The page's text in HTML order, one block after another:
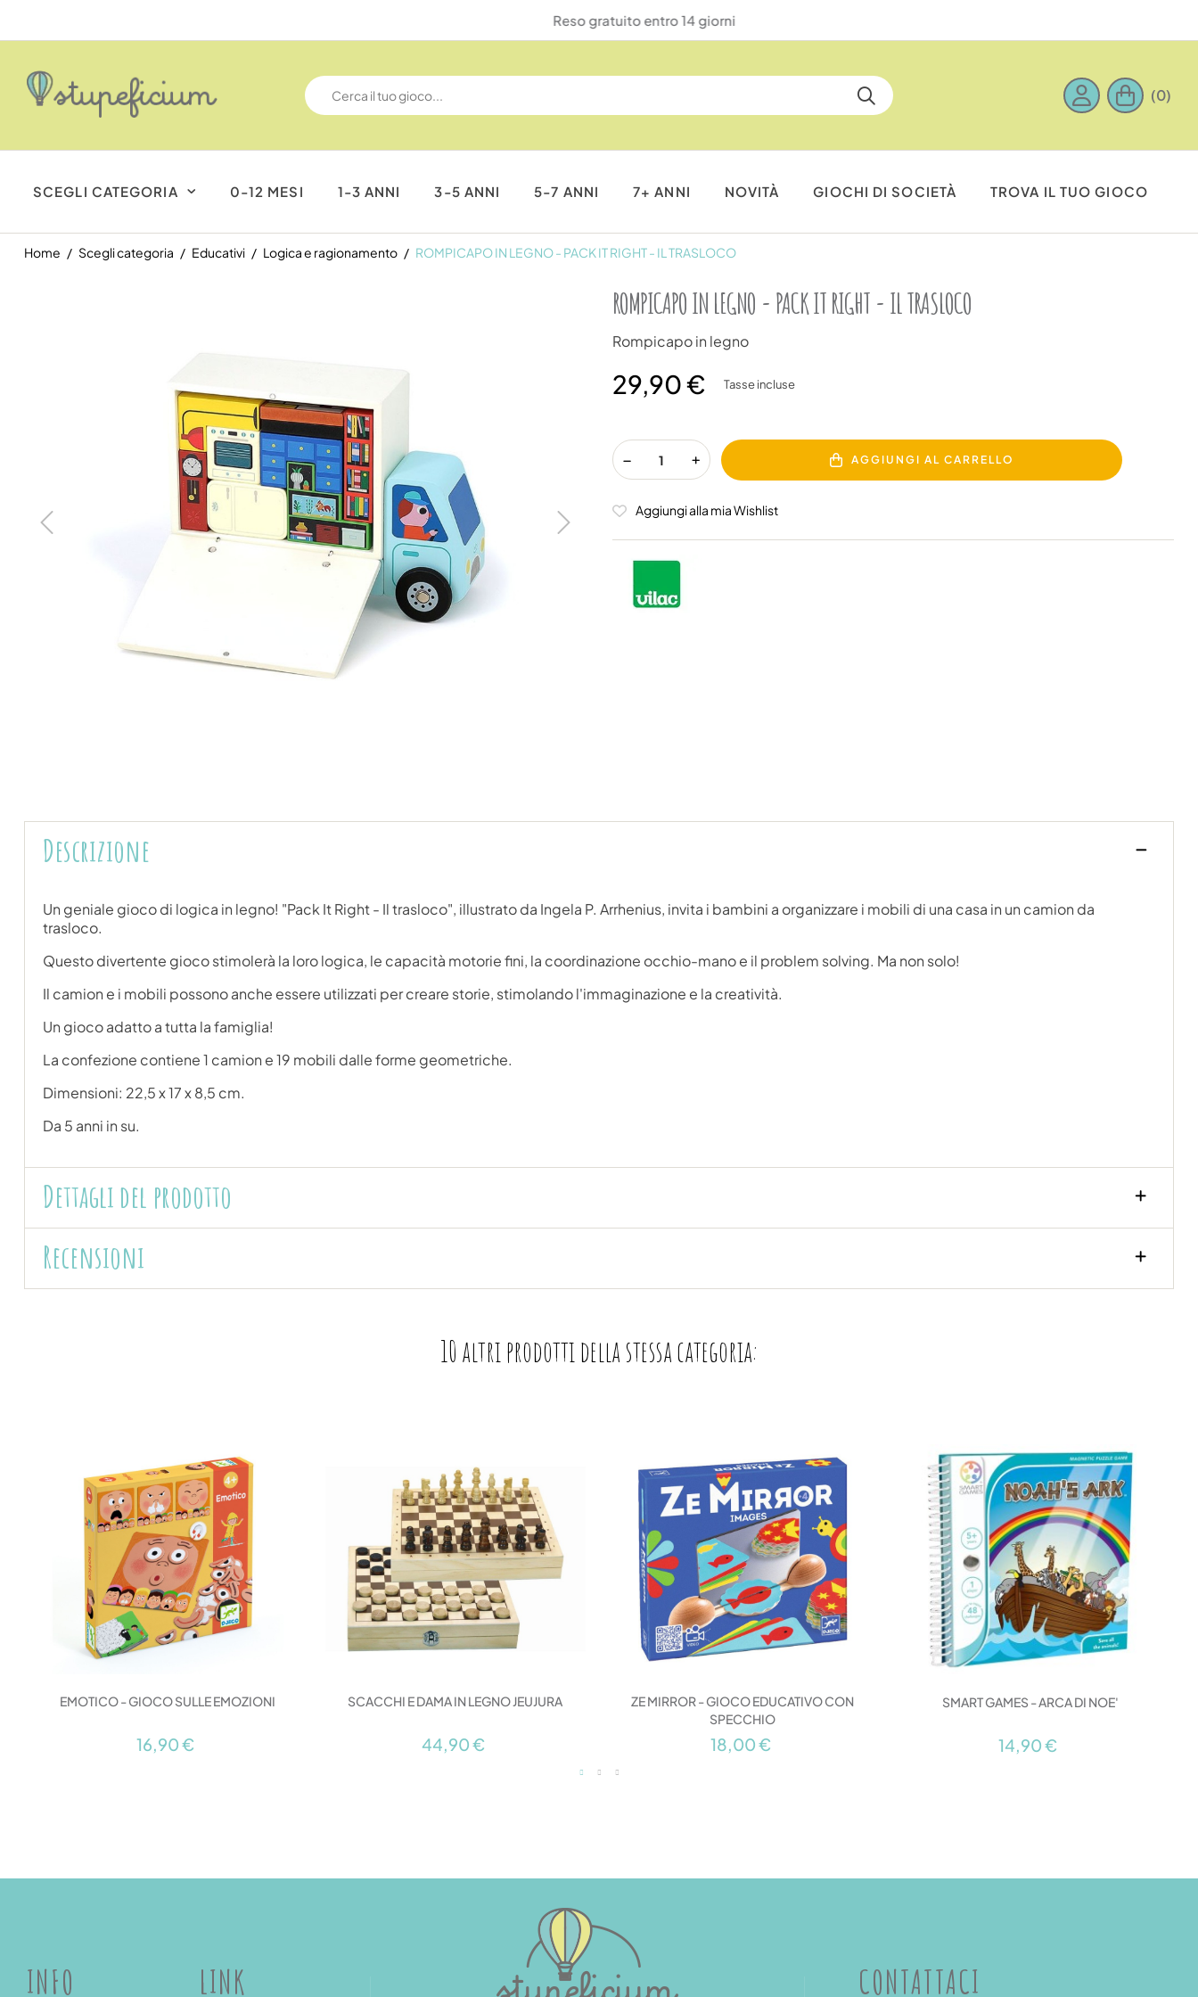
Reso gratuito entro 14 giorni
(0)
SCEGLI CATEGORIA 0-12 MESI 1-3 ANNI 3-5 ANNI 5-7 ANNI 7+ ANNI NOVITÀ GIOCHI DI SOCIETÀ TROVA IL TUO GIOCO
Home Scegli categoria Educativi Logica e ragionamento ROMPICAPO IN LEGNO - PACK IT RIGHT - IL TRASLOCO
ROMPICAPO IN LEGNO - PACK IT RIGHT - IL TRASLOCO
Rompicapo in legno
29,90 € Tasse incluse
AGGIUNGI AL CARRELLO
Aggiungi alla mia Wishlist
Descrizione
Un geniale gioco di logica in legno! "Pack It Right - Il trasloco", illustrato da Ingela P. Arrhenius, invita i bambini a organizzare i mobili di una casa in un camion da
trasloco.
Questo divertente gioco stimolerà la loro logica, le capacità motorie fini, la coordinazione occhio-mano e il problem solving. Ma non solo!
Il camion e i mobili possono anche essere utilizzati per creare storie, stimolando l'immaginazione e la creatività.
Un gioco adatto a tutta la famiglia!
La confezione contiene 1 camion e 19 mobili dalle forme geometriche.
Dimensioni: 22,5 x 17 x 8,5 cm.
Da 5 anni in su.
Dettagli del prodotto
Recensioni
10 altri prodotti della stessa categoria:
EMOTICO - GIOCO SULLE EMOZIONI
16,90 €
SCACCHI E DAMA IN LEGNO JEUJURA
44,90 €
ZE MIRROR - GIOCO EDUCATIVO CON
SPECCHIO
18,00 €
SMART GAMES - ARCA DI NOE'
14,90 €
INFO LINK CONTATTACI